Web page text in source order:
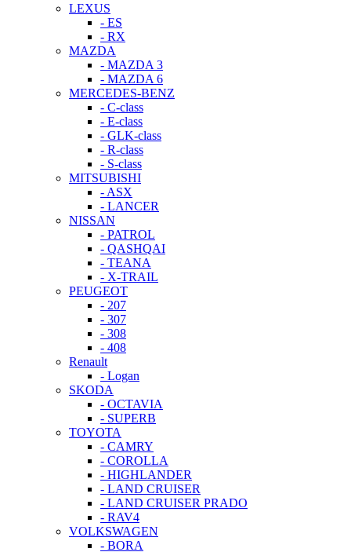
LEXUS
- ES
- RX
MAZDA
- MAZDA 3
- MAZDA 6
MERCEDES-BENZ
- C-class
- E-class
- GLK-class
- R-class
- S-class
MITSUBISHI
- ASX
- LANCER
NISSAN
- PATROL
- QASHQAI
- TEANA
- X-TRAIL
PEUGEOT
- 207
- 307
- 308
- 408
Renault
- Logan
SKODA
- OCTAVIA
- SUPERB
TOYOTA
- CAMRY
- COROLLA
- HIGHLANDER
- LAND CRUISER
- LAND CRUISER PRADO
- RAV4
VOLKSWAGEN
- BORA